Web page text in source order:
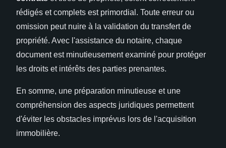
rédigés et complets est primordial. Toute erreur ou
omission peut nuire à la validation du transfert de
propriété. Avec l'assistance du notaire, chaque
document est minutieusement examiné pour protéger
les droits et intérêts des parties prenantes.
En somme, une préparation minutieuse et une
compréhension des aspects juridiques permettent
d'éviter les obstacles imprévus lors de l'acquisition
immobilière.